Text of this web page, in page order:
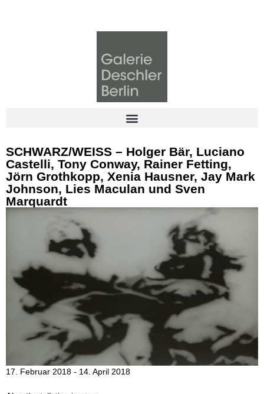
SCHWARZ/WEISS – Holger Bär, Luciano
Castelli, Tony Conway, Rainer Fetting,
Jörn Grothkopp, Xenia Hausner, Jay Mark
Johnson, Lies Maculan und Sven
Marquardt
17. Februar 2018 - 14. April 2018